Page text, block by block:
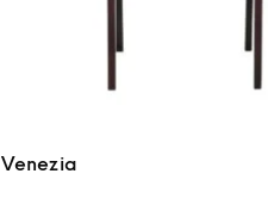
Venezia